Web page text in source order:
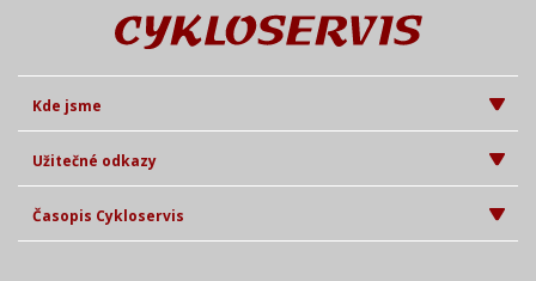
Kde jsme
Užitečné odkazy
Časopis Cykloservis